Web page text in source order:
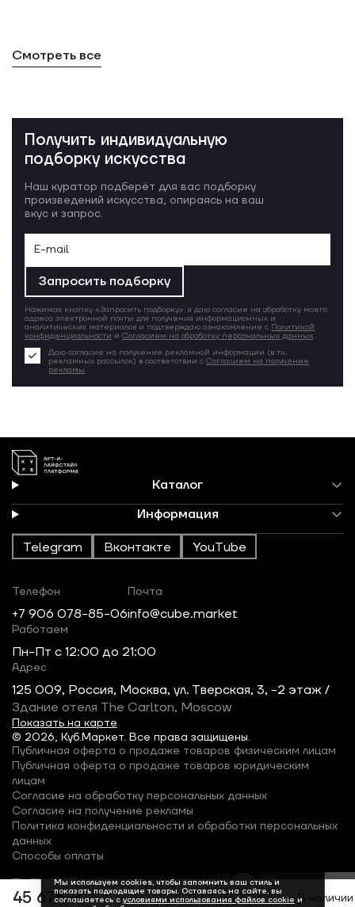
45 675 ₽ В наличии
Смотреть все
Получить индивидуальную
подборку искусства
Наш куратор подберёт для вас подборку
произведений искусства, опираясь на ваш
вкус и запрос.
Запросить подборку
Нажимая кнопку «Запросить подборку», я даю согласие на обработку моего
адреса электронной почты для получения информационных и
аналитических материалов и подтверждаю ознакомление с Политикой
конфиденциальности и Согласием на обработку персональных данных.
Даю согласие на получение рекламной информации (в т.ч.
рекламных рассылок) в соответствии с Согласием на получение
рекламы
Каталог
Информация
Telegram Вконтакте YouTube
© 2026, Куб.Маркет. Все права защищены.
Телефон
+7 906 078-85-06
Почта
info@cube.market
Работаем
Пн-Пт c 12:00 до 21:00
Адрес
125 009, Россия, Москва, ул. Тверская, 3, -2 этаж /
Здание отеля The Carlton, Moscow
Показать на карте
Публичная оферта о продаже товаров физическим лицам
Публичная оферта о продаже товаров юридическим
лицам
Согласие на обработку персональных данных
Согласие на получение рекламы
Политика конфиденциальности и обработки персональных
данных
Способы оплаты
Мы используем cookies, чтобы запомнить ваш стиль и
показать подходящие товары. Оставаясь на сайте, вы
соглашаетесь с условиями использования файлов cookie и